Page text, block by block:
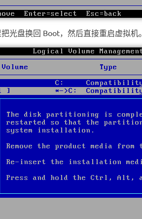
光盘换回 Boot，然后直接重启虚拟机。